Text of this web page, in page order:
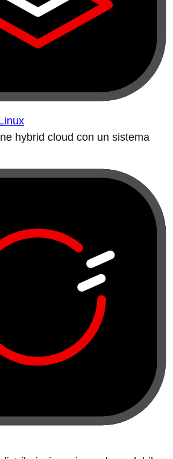
hybrid cloud con un sistema